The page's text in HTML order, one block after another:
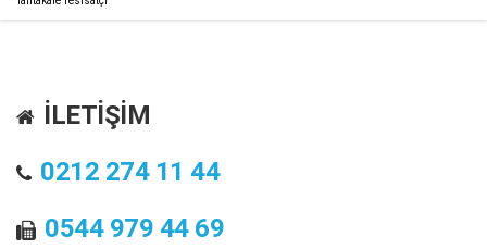
İLETİŞİM
0212 274 11 44
0544 979 44 69